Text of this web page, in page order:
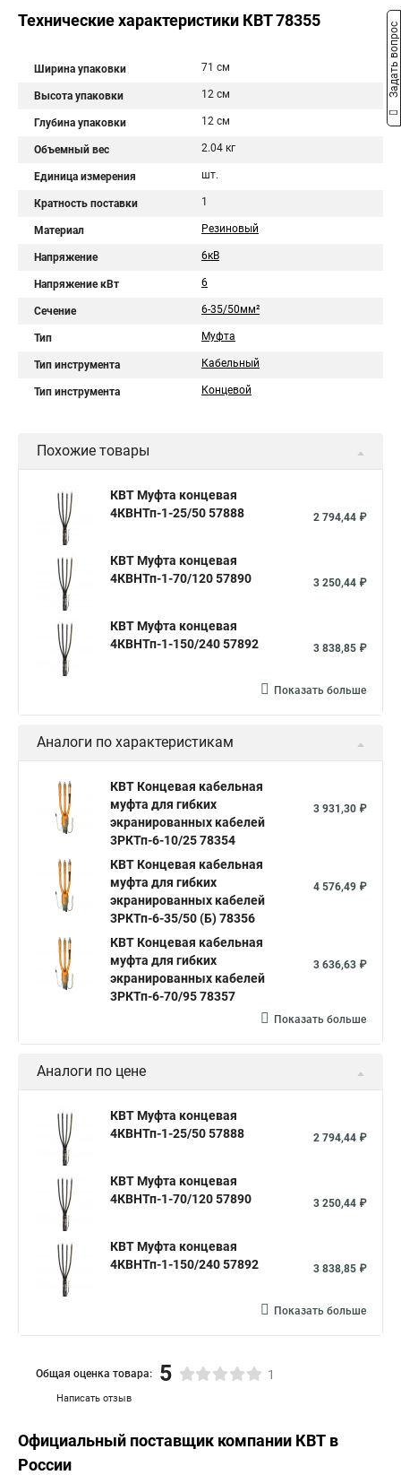
Технические характеристики КВТ 78355
Ширина упаковки 71 см
Высота упаковки 12 см
Глубина упаковки 12 см
Объемный вес 2.04 кг
Единица измерения шт.
Кратность поставки 1
Материал Резиновый
Напряжение 6кВ
Напряжение кВт 6
Сечение 6-35/50мм²
Тип Муфта
Тип инструмента Кабельный
Тип инструмента Концевой
Похожие товары
КВТ Муфта концевая
4КВНТп-1-25/50 57888
2 794,44 ₽
КВТ Муфта концевая
4КВНТп-1-70/120 57890
3 250,44 ₽
КВТ Муфта концевая
4КВНТп-1-150/240 57892
3 838,85 ₽
Показать больше
Аналоги по характеристикам
КВТ Концевая кабельная
муфта для гибких
экранированных кабелей
3РКТп-6-10/25 78354
3 931,30 ₽
КВТ Концевая кабельная
муфта для гибких
экранированных кабелей
3РКТп-6-35/50 (Б) 78356
4 576,49 ₽
КВТ Концевая кабельная
муфта для гибких
экранированных кабелей
3РКТп-6-70/95 78357
3 636,63 ₽
Показать больше
Аналоги по цене
КВТ Муфта концевая
4КВНТп-1-25/50 57888
2 794,44 ₽
КВТ Муфта концевая
4КВНТп-1-70/120 57890
3 250,44 ₽
КВТ Муфта концевая
4КВНТп-1-150/240 57892
3 838,85 ₽
Показать больше
Написать отзыв
Общая оценка товара: 5 1
Официальный поставщик компании КВТ в
России
Задать вопрос